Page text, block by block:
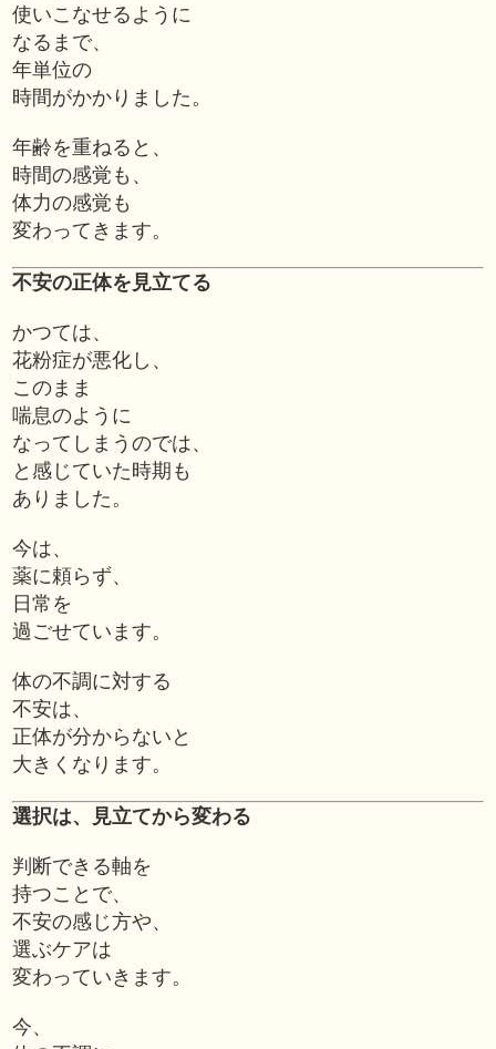
使いこなせるように
なるまで、
年単位の
時間がかかりました。
年齢を重ねると、
時間の感覚も、
体力の感覚も
変わってきます。
不安の正体を見立てる
かつては、
花粉症が悪化し、
このまま
喘息のように
なってしまうのでは、
と感じていた時期も
ありました。
今は、
薬に頼らず、
日常を
過ごせています。
体の不調に対する
不安は、
正体が分からないと
大きくなります。
選択は、見立てから変わる
判断できる軸を
持つことで、
不安の感じ方や、
選ぶケアは
変わっていきます。
今、